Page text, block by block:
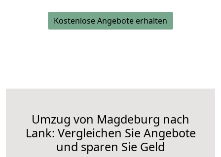
Kostenlose Angebote erhalten
Umzug von Magdeburg nach
Lank: Vergleichen Sie Angebote
und sparen Sie Geld